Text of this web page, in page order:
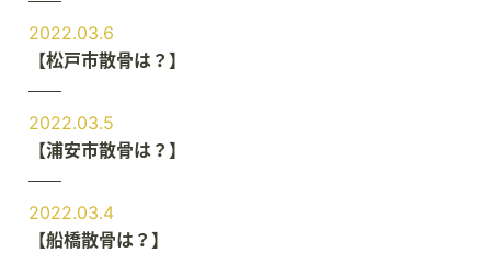
2022.03.6
【松戸市散骨は？】
2022.03.5
【浦安市散骨は？】
2022.03.4
【船橋散骨は？】